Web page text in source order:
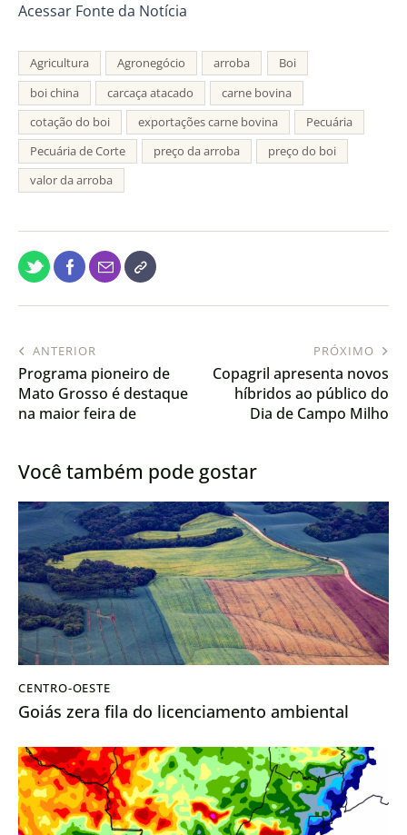
Acessar Fonte da Notícia
Agricultura Agronegócio arroba
Boi
boi china
carcaça atacado
carne bovina
cotação do boi
exportações carne bovina
Pecuária
Pecuária de Corte
preço da arroba
preço do boi
valor da arroba
ANTERIOR
Programa pioneiro de
Mato Grosso é destaque
na maior feira de
PRÓXIMO
Copagril apresenta novos
híbridos ao público do
Dia de Campo Milho
Você também pode gostar
CENTRO-OESTE
Goiás zera fila do licenciamento ambiental